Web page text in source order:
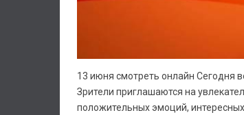
13 июня смотреть онлайн Сегодня
Зрители приглашаются на
положительных эмоций,